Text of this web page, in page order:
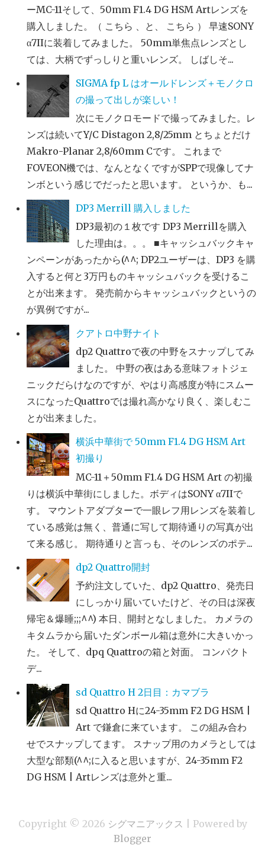
ーMC-11そして、50mm F1.4 DG HSM Artレンズを
購入しました。（ こちら 、と、 こちら ） 早速SONY
α7IIに装着してみました。 50mm単焦点レンズとし
ては、大柄でずっしりと重いレンズ。 しばしそ...
SIGMA fp L はオールドレンズ＋モノクロ
の撮って出しが楽しい！
次にモノクロモードで撮ってみました。レ
ンズは続いてY/C Distagon 2,8/25mm とちょとだけ
Makro-Planar 2,8/60mm Cです。 これまで
FOVEON機では、なんとなくですがSPPで現像してナ
ンボという感じでだったと思います。 というか、も...
DP3 Merrill 購入しました
DP3最初の１枚です DP3 Merrillを購入
した理由は。。。 ■キャッシュバックキャ
ンペーンがあったから(^^; DP2ユーザーは、DP3 を購
入すると何と3万円ものキャッシュバックを受けるこ
とが出来ます。 発売前からキャッシュバックというの
が異例ですが...
クアトロ中野ナイト
dp2 Quattroで夜の中野をスナップしてみ
ました。 中野の夜はある意味フォトジェ
ニックだらけなのですが、やはり高感度が特にスムー
スになったQuattroでは撮れ高かなり良く、楽しむこ
とが出来ました。
横浜中華街で 50mm F1.4 DG HSM Art
初撮り
MC-11＋50mm F1.4 DG HSM Art の初撮
りは横浜中華街にしました。ボディはSONY α7IIで
す。 マウントアダプターで一眼レフ用レンズを装着し
ている感覚は無く、普通に写して期待通りの写真が出
て来る感じ。 期待通りと言っも、そのレンズのポテ...
dp2 Quattro開封
予約注文していた、dp2 Quattro、発売日
にしっかり届いていたけど、その日は深夜
帰宅＆爆睡;;;^^) 本日、開封となしました。 カメラの
キタムラから届いたダンボール箱は意外に大きいかっ
た。 そして、dpq Quattroの箱と対面。 コンパクト
デ...
sd Quattro H 2日目：カマブラ
sd Quattro Hに24-35mm F2 DG HSM |
Art で鎌倉に来ています。 この組み合わ
せでスナップしてます。 スナップ用のカメラとしては
大型な部類(^^;に入ると思いますが、24-35mm F2
DG HSM | Artレンズは意外と重...
Copyright © 2026 シグマニアックス
| Powered by
Blogger